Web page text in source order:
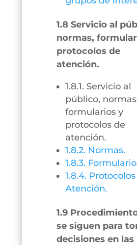
1.8 Servicio al
normas,
protocolos de
atención.
1.8.1. Servicio al
público,
formularios y
protocolos de
atención.
1.8.2. Normas.
1.8.3.
1.8.4.
Atención.
1.9
se siguen para
decisiones en las